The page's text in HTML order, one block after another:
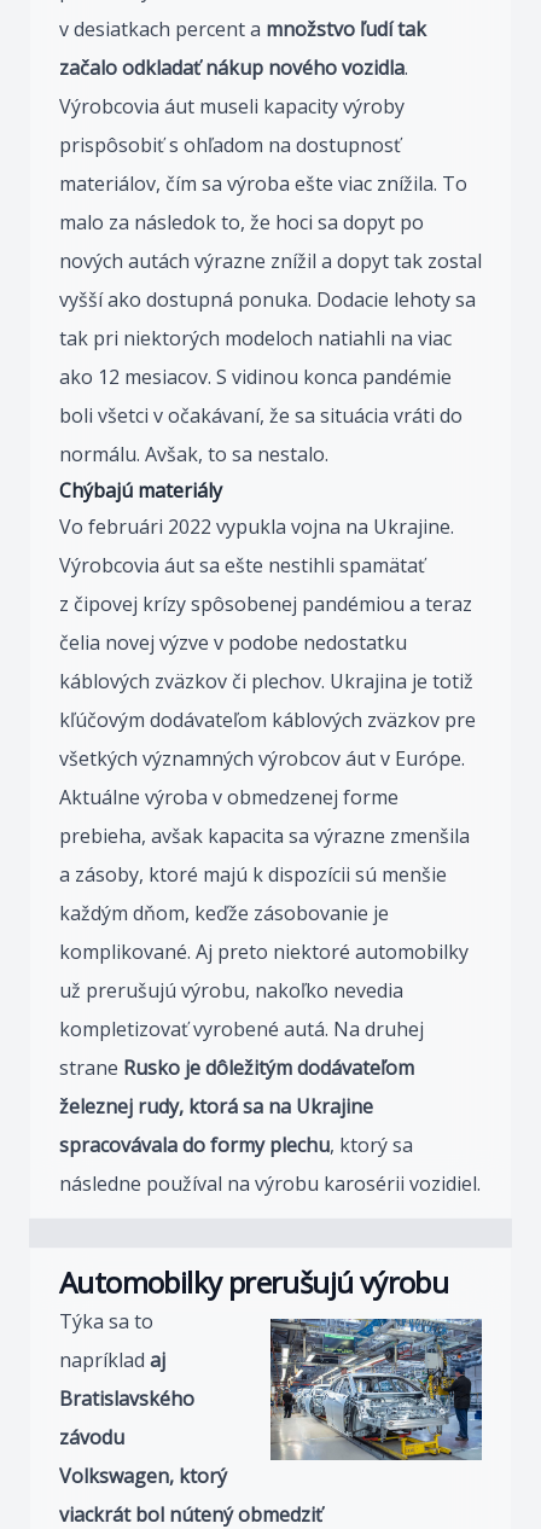
v desiatkach percent a množstvo ľudí tak
začalo odkladať nákup nového vozidla.
Výrobcovia áut museli kapacity výroby
prispôsobiť s ohľadom na dostupnosť
materiálov, čím sa výroba ešte viac znížila. To
malo za následok to, že hoci sa dopyt po
nových autách výrazne znížil a dopyt tak zostal
vyšší ako dostupná ponuka. Dodacie lehoty sa
tak pri niektorých modeloch natiahli na viac
ako 12 mesiacov. S vidinou konca pandémie
boli všetci v očakávaní, že sa situácia vráti do
normálu. Avšak, to sa nestalo.
Chýbajú materiály
Vo februári 2022 vypukla vojna na Ukrajine.
Výrobcovia áut sa ešte nestihli spamätať
z čipovej krízy spôsobenej pandémiou a teraz
čelia novej výzve v podobe nedostatku
káblových zväzkov či plechov. Ukrajina je totiž
kľúčovým dodávateľom káblových zväzkov pre
všetkých významných výrobcov áut v Európe.
Aktuálne výroba v obmedzenej forme
prebieha, avšak kapacita sa výrazne zmenšila
a zásoby, ktoré majú k dispozícii sú menšie
každým dňom, keďže zásobovanie je
komplikované. Aj preto niektoré automobilky
už prerušujú výrobu, nakoľko nevedia
kompletizovať vyrobené autá. Na druhej
strane Rusko je dôležitým dodávateľom
železnej rudy, ktorá sa na Ukrajine
spracovávala do formy plechu, ktorý sa
následne používal na výrobu karosérii vozidiel.
Automobilky prerušujú výrobu
Týka sa to
napríklad aj
Bratislavského
závodu
Volkswagen, ktorý
viackrát bol nútený obmedziť